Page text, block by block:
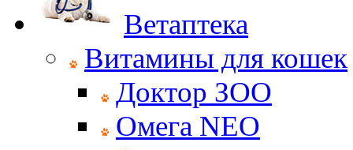
Ветаптека
Витамины для кошек
Доктор ЗОО
Омега NEO